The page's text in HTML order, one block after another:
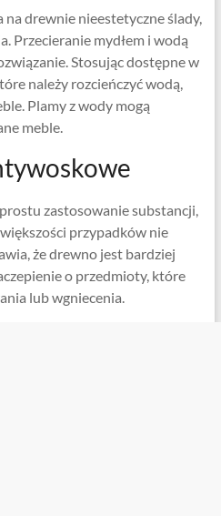
drewnie nieestetyczne ślady,
Przecieranie mydłem i wodą
Stosując dostępne w
należy rozcieńczyć wodą,
Plamy z wody mogą
meble.
zastosowanie substancji,
przypadków nie
że ​​drewno jest bardziej
o przedmioty, które
lub wgniecenia.